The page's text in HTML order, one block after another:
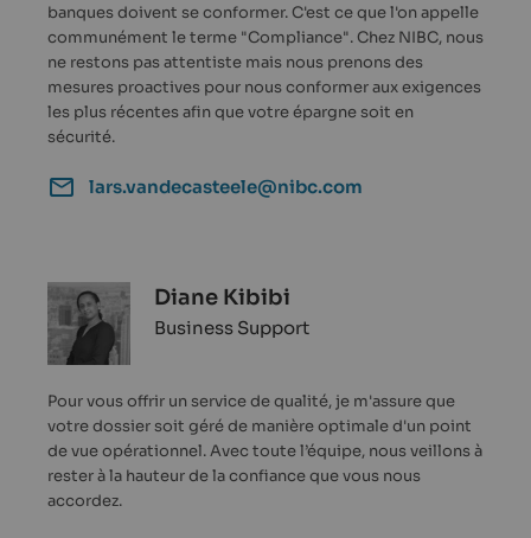
banques doivent se conformer. C'est ce que l'on appelle
communément le terme "Compliance". Chez NIBC, nous
ne restons pas attentiste mais nous prenons des
mesures proactives pour nous conformer aux exigences
les plus récentes afin que votre épargne soit en
sécurité.
lars.vandecasteele@nibc.com
Diane Kibibi
Business Support
Pour vous offrir un service de qualité, je m'assure que
votre dossier soit géré de manière optimale d'un point
de vue opérationnel. Avec toute l’équipe, nous veillons à
rester à la hauteur de la confiance que vous nous
accordez.